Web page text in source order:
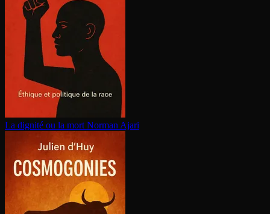
La dignité ou la mort Norman Ajari